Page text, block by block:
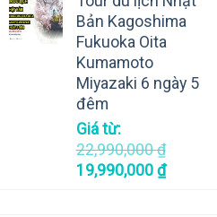
Bản Kagoshima
Fukuoka Oita
Kumamoto
Miyazaki 6 ngày 5
đêm
Giá từ:
22,990,000₫
19,990,000₫